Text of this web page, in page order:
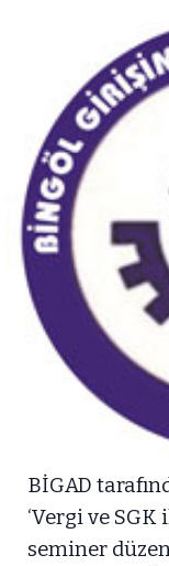
BİGAD
‘Vergi ve
seminer